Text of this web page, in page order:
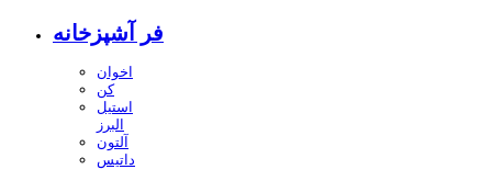
فر آشپزخانه
اخوان
کن
استیل
البرز
آلتون
داتیس